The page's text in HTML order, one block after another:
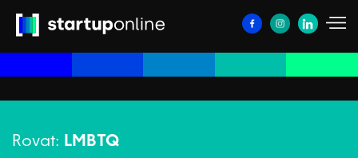
Rovat: LMBTQ